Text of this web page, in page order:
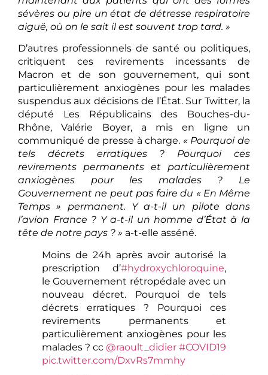
sévères ou pire un état de détresse respiratoire
aiguë, où on le sait il est souvent trop tard. »
D’autres professionnels de santé ou politiques,
critiquent ces revirements incessants de
Macron et de son gouvernement, qui sont
particulièrement anxiogènes pour les malades
suspendus aux décisions de l’État. Sur Twitter, la
député Les Républicains des Bouches-du-
Rhône, Valérie Boyer, a mis en ligne un
communiqué de presse à charge. « Pourquoi de
tels décrets erratiques ? Pourquoi ces
revirements permanents et particulièrement
anxiogènes pour les malades ? Le
Gouvernement ne peut pas faire du « En Même
Temps » permanent. Y a-t-il un pilote dans
l’avion France ? Y a-t-il un homme d’État à la
tête de notre pays ? » a-t-elle asséné.
Moins de 24h après avoir autorisé la
prescription d’#hydroxychloroquine,
le Gouvernement rétropédale avec un
nouveau décret. Pourquoi de tels
décrets erratiques ? Pourquoi ces
revirements permanents et
particulièrement anxiogènes pour les
malades ? cc @raoult_didier #COVID19
pic.twitter.com/DxvRs7mmhy